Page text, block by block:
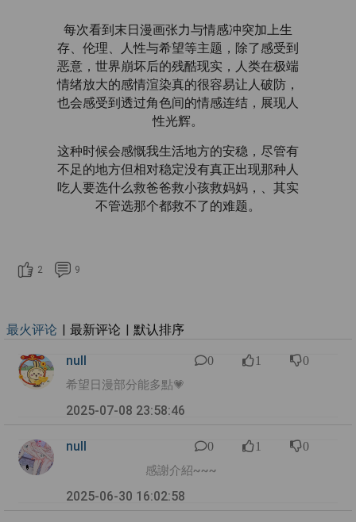
每次看到末日漫画张力与情感冲突加上生
存、伦理、人性与希望等主题，除了感受到
恶意，世界崩坏后的残酷现实，人类在极端
情绪放大的感情渲染真的很容易让人破防，
也会感受到透过角色间的情感连结，展现人
性光辉。
这种时候会感慨我生活地方的安稳，尽管有
不足的地方但相对稳定没有真正出现那种人
吃人要选什么救爸爸救小孩救妈妈，、其实
不管选那个都救不了的难题。
2 9
最火评论 | 最新评论 | 默认排序
null 0 1 0
希望日漫部分能多點💗
2025-07-08 23:58:46
null 0 1 0
感謝介紹~~~
2025-06-30 16:02:58